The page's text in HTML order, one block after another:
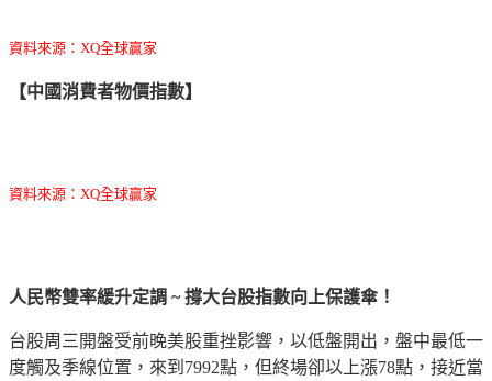
資料來源：XQ全球贏家
【中國消費者物價指數】
資料來源：XQ全球贏家
人民幣雙率緩升定調 ~ 撐大台股指數向上保護傘！
台股周三開盤受前晚美股重挫影響，以低盤開出，盤中最低一
度觸及季線位置，來到7992點，但終場卻以上漲78點，接近當